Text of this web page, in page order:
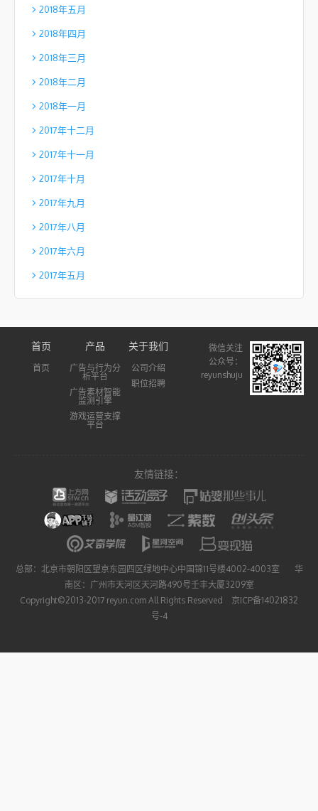
2018年五月
2018年四月
2018年三月
2018年二月
2018年一月
2017年十二月
2017年十一月
2017年十月
2017年九月
2017年八月
2017年六月
2017年五月
首页
首页
产品
广告与行为分
析平台
广告素材智能
监测引擎
游戏运营支撑
平台
关于我们
公司介绍
职位招聘
微信关注
公众号：
reyunshuju
友情链接：
总部：北京市朝阳区望京东园四区绿地中心中国锦11号楼4002-4003室 华
南区：广州市天河区天河路490号壬丰大厦3209室
Copyright©2013-2017 reyun.com All Rights Reserved 京ICP备14021832
号-4